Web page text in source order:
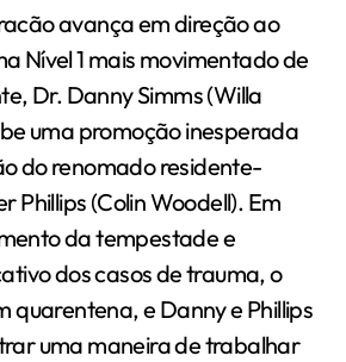
avança em direção ao
Nível 1 mais movimentado de
Dr. Danny Simms (Willa
uma promoção inesperada
do renomado residente-
Phillips (Colin Woodell). Em
da tempestade e
dos casos de trauma, o
quarentena, e Danny e Phillips
uma maneira de trabalhar